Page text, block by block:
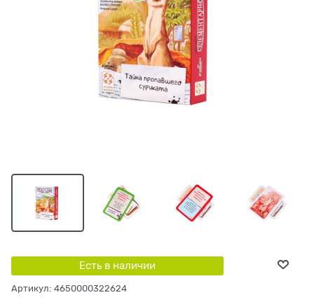
Есть в наличии
Артикул: 4650000322624